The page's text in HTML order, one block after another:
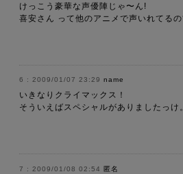
けっこう豪華な声優陣じゃ〜ん!
喜安さん って他のアニメで声いれてる
2009/01/07 23:29 name
いきなりクライマックス！
そういえばスペシャルがありましたっけ
2009/01/08 02:54 匿名